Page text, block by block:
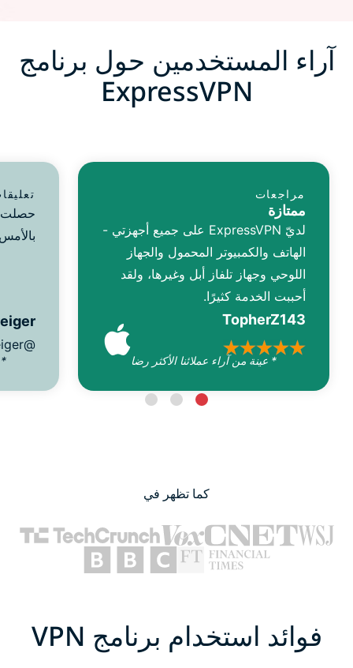
آراء المستخدمين حول برنامج
ExpressVPN
مراجعات
ممتازة
لديّ ExpressVPN على جميع أجهزتي -
الهاتف والكمبيوتر المحمول والجهاز
اللوحي وجهاز تلفاز أبل وغيرها، ولقد
أحببت الخدمة كثيرًا.
TopherZ143
* عينة من آراء عملائنا الأكثر رضا
@D_Geiger
*
كما تظهر في
فوائد استخدام برنامج VPN